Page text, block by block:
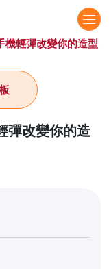
機輕彈改變你的造型
彈改變你的造